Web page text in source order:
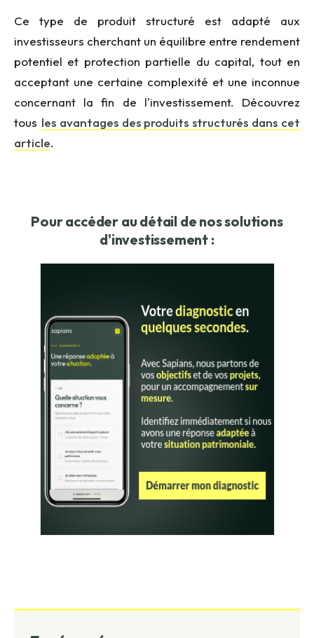
Ce type de produit structuré est adapté aux
investisseurs cherchant un équilibre entre rendement
potentiel et protection partielle du capital, tout en
acceptant une certaine complexité et une inconnue
concernant la fin de l'investissement. Découvrez
tous les avantages des produits structurés dans cet
article.
Pour accéder au détail de nos solutions
d'investissement :